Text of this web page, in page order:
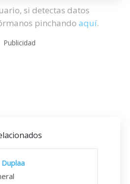
si detectas datos
pinchando aquí.
Publicidad